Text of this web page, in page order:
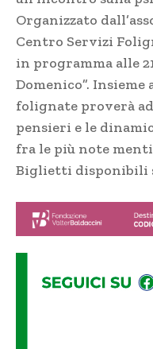
Organizzato
Centro Servizi
in programma alle
Domenico”. Insieme
folignate proverà
pensieri e le
fra le più note
Biglietti disponibili